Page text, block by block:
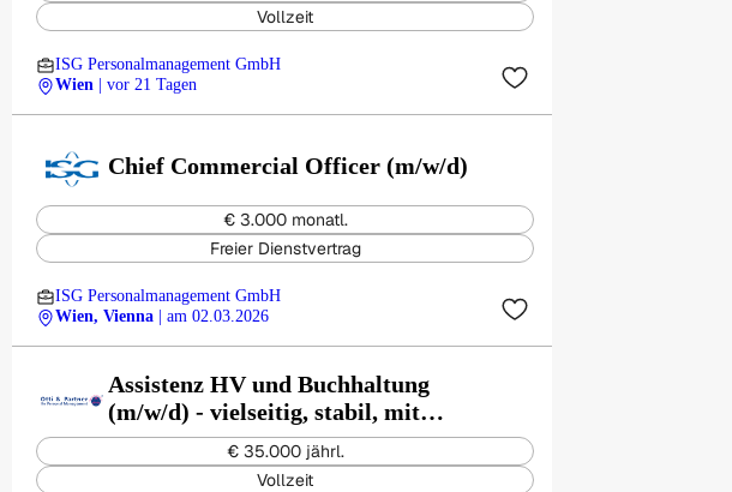
Vollzeit
ISG Personalmanagement GmbH
Wien
| vor 21 Tagen
Chief Commercial Officer (m/w/d)
€ 3.000 monatl.
Freier Dienstvertrag
ISG Personalmanagement GmbH
Wien, Vienna
| am 02.03.2026
Assistenz HV und Buchhaltung
(m/w/d) - vielseitig, stabil, mit
Entwicklungsperspektive
€ 35.000 jährl.
Vollzeit